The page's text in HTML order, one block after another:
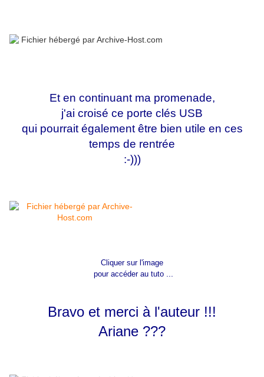
Et en continuant ma promenade,
j'ai croisé ce porte clés USB
qui pourrait également être bien utile en ces
temps de rentrée
:-)))
Cliquer sur l'image
pour accéder au tuto...
Bravo et merci à l'auteur !!!
Ariane ???